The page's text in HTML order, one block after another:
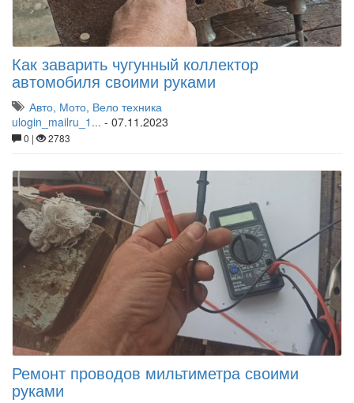
Как заварить чугунный коллектор
автомобиля своими руками
Авто, Мото, Вело техника
ulogin_mailru_1... - 07.11.2023
0 | 2783
Ремонт проводов мильтиметра своими
руками